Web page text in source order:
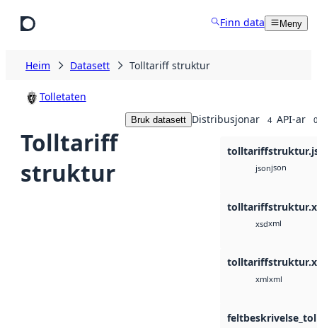
Finn data Meny
Heim Datasett Tolltariff struktur
Tolletaten
Tolltariff
struktur
Bruk datasett Distribusjonar 4 API-ar 0
jsonjson
xsdxml
xmlxml